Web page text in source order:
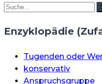
Suche
Enzyklopädie
Tugenden oder
konservativ
Anspruchsgruppe